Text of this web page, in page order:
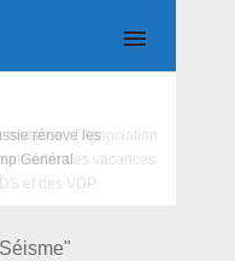
rénove les
Général